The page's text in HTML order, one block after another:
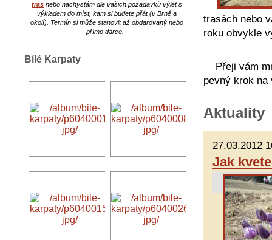
trasách nebo
roku obvykle
Přeji vám
pevný krok
Aktuality
27.03.2012
Jak
tras nebo nachystám dle vašich požadavků výlet s
výkladem do míst, kam si budete přát (v Brně a
okolí). Termín si může stanovit až obdarovaný nebo
přímo dárce.
Bílé Karpaty